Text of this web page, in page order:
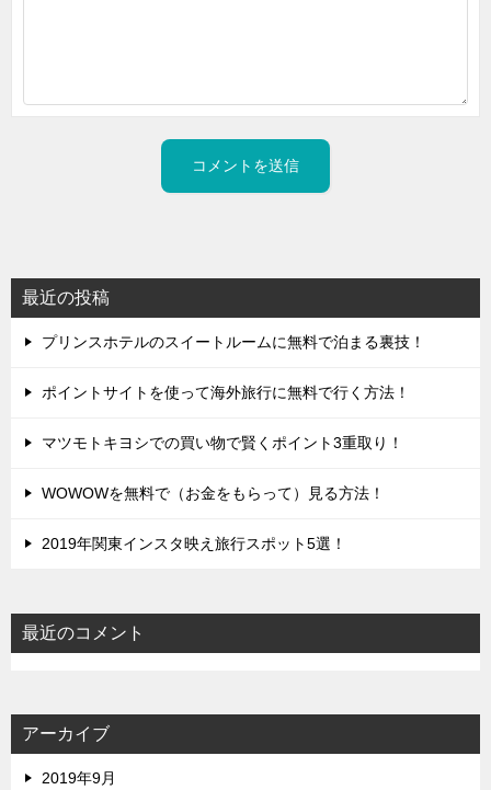
最近の投稿
プリンスホテルのスイートルームに無料で泊まる裏技！
ポイントサイトを使って海外旅行に無料で行く方法！
マツモトキヨシでの買い物で賢くポイント3重取り！
WOWOWを無料で（お金をもらって）見る方法！
2019年関東インスタ映え旅行スポット5選！
最近のコメント
アーカイブ
2019年9月